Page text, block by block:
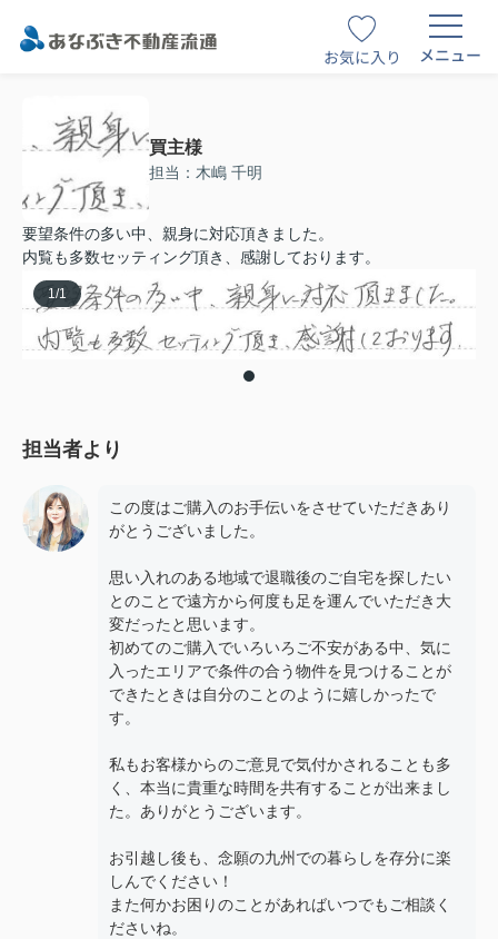
お気に入り メニュー
買主様
担当：木嶋 千明
要望条件の多い中、親身に対応頂きました。
内覧も多数セッティング頂き、感謝しております。
1 /1
担当者より
この度はご購入のお手伝いをさせていただきあり
がとうございました。
思い入れのある地域で退職後のご自宅を探したい
とのことで遠方から何度も足を運んでいただき大
変だったと思います。
初めてのご購入でいろいろご不安がある中、気に
入ったエリアで条件の合う物件を見つけることが
できたときは自分のことのように嬉しかったで
す。
私もお客様からのご意見で気付かされることも多
く、本当に貴重な時間を共有することが出来まし
た。ありがとうございます。
お引越し後も、念願の九州での暮らしを存分に楽
しんでください！
また何かお困りのことがあればいつでもご相談く
ださいね。